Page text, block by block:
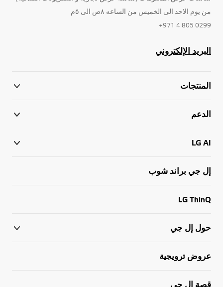
من يوم الاحد الى الخميس من الساعه ٨ص الى ٥م
0299 805 4 971+
البريد الإلكتروني
المنتجات
الدعم
LG AI
إل جي براند شوب
LG ThinQ
حول إل جي
عروض ترويجية
قصة إل جي